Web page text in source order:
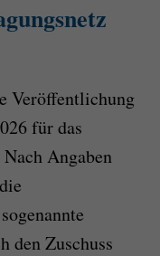
Veröffentlichung
für das
Angaben
den Zuschuss